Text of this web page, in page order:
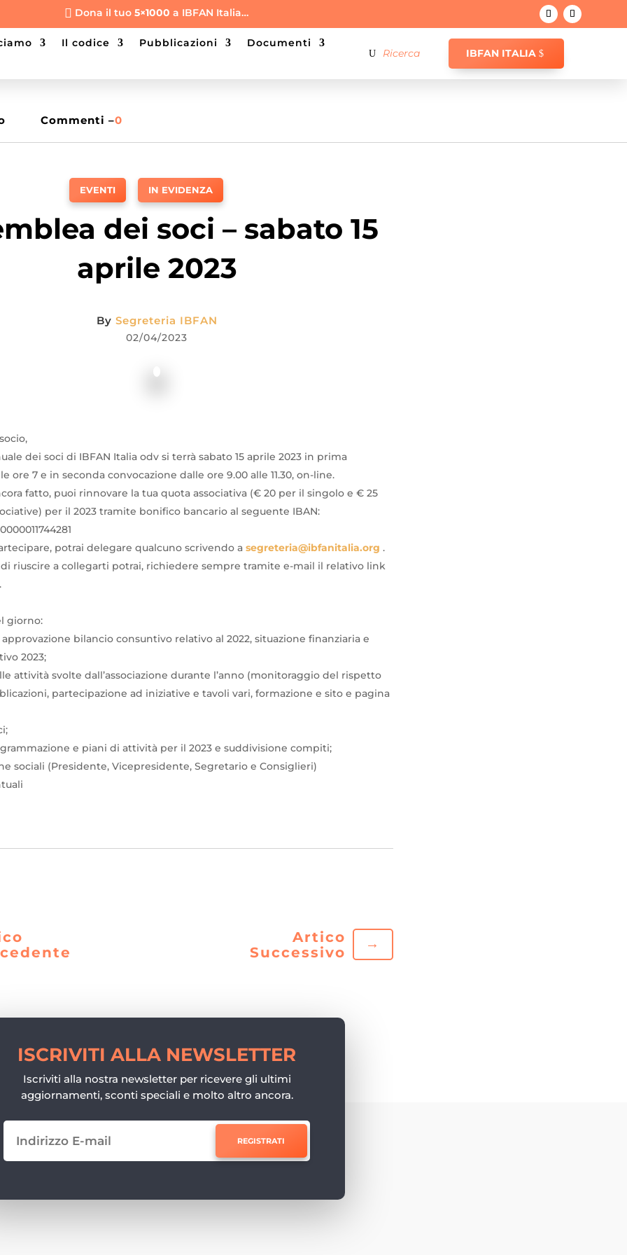
 Dona il tuo5×1000a IBFAN Italia…
il codice pubblicazioni
documenti
IBFAN ITALIA
Commenti –0
EVENTI IN EVIDENZA
dei soci – sabato 15
aprile 2023
By Segreteria IBFAN
02/04/2023
dei soci di IBFAN Italia odv si terrà sabato 15 aprile 2023 in prima
ore 7 e in seconda convocazione dalle ore 9.00 alle 11.30, on-line.
fatto, puoi rinnovare la tua quota associativa (€ 20 per il singolo e € 25
per il 2023 tramite bonifico bancario al seguente IBAN:
potrai delegare qualcuno scrivendo asegreteria@ibfanitalia.org .
riuscire a collegarti potrai, richiedere sempre tramite e-mail il relativo link
giorno:
approvazione bilancio consuntivo relativo al 2022, situazione finanziaria e
2023;
attività svolte dall’associazione durante l’anno (monitoraggio del rispetto
partecipazione ad iniziative e tavoli vari, formazione e sito e pagina
e piani di attività per il 2023 e suddivisione compiti;
sociali (Presidente, Vicepresidente, Segretario e Consiglieri)
Artico
Successivo
→
ISCRIVITI ALLA NEWSLETTER
Iscriviti alla nostra newsletter per ricevere gli ultimi
aggiornamenti, sconti speciali e molto altro ancora.
REGISTRATI